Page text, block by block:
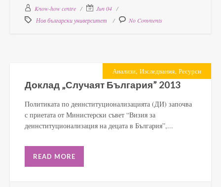
Know-how centre
Jun 04
Нов български университет
No Comments
Анализи, Изследвания, Ресурси
Доклад „Случаят България” 2013
Политиката по деинституционализацията (ДИ) започва
с приетата от Министерски съвет “Визия за
деинституционализация на децата в България”,...
READ MORE